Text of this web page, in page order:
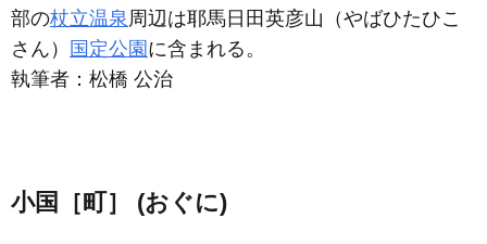
部の杖立温泉 周辺は耶馬日田英彦山（やばひたひこ
さん）
国定公園 に含まれる。
執筆者： 松橋 公治
小国［町］ (おぐに)